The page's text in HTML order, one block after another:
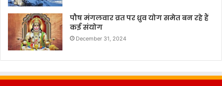
पौष मंगलवार व्रत पर ध्रुव योग समेत बन रहे हैं
कई संयोग
December 31, 2024